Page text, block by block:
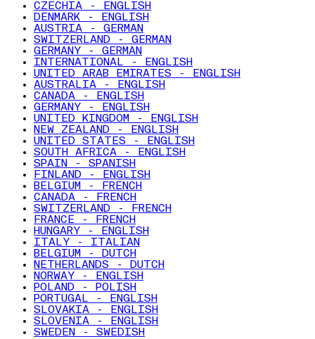
CZECHIA - ENGLISH
DENMARK - ENGLISH
AUSTRIA - GERMAN
SWITZERLAND - GERMAN
GERMANY - GERMAN
INTERNATIONAL - ENGLISH
UNITED ARAB EMIRATES - ENGLISH
AUSTRALIA - ENGLISH
CANADA - ENGLISH
GERMANY - ENGLISH
UNITED KINGDOM - ENGLISH
NEW ZEALAND - ENGLISH
UNITED STATES - ENGLISH
SOUTH AFRICA - ENGLISH
SPAIN - SPANISH
FINLAND - ENGLISH
BELGIUM - FRENCH
CANADA - FRENCH
SWITZERLAND - FRENCH
FRANCE - FRENCH
HUNGARY - ENGLISH
ITALY - ITALIAN
BELGIUM - DUTCH
NETHERLANDS - DUTCH
NORWAY - ENGLISH
POLAND - POLISH
PORTUGAL - ENGLISH
SLOVAKIA - ENGLISH
SLOVENIA - ENGLISH
SWEDEN - SWEDISH